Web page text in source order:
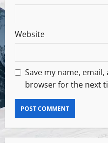
Website
Save my name,
browser for the next